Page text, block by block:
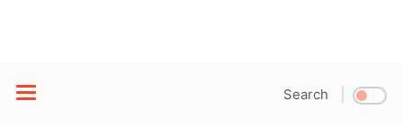
Search